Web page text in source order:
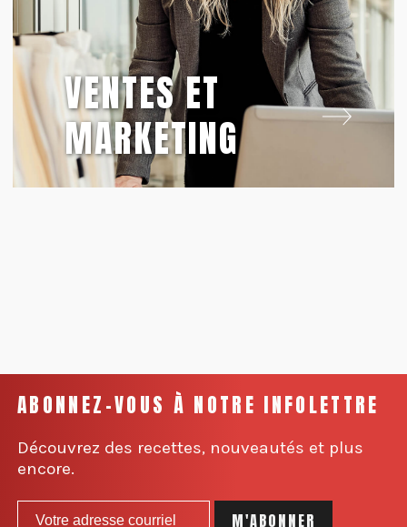
VENTES ET
MARKETING
ABONNEZ-VOUS À NOTRE INFOLETTRE
Découvrez des recettes, nouveautés et plus
encore.